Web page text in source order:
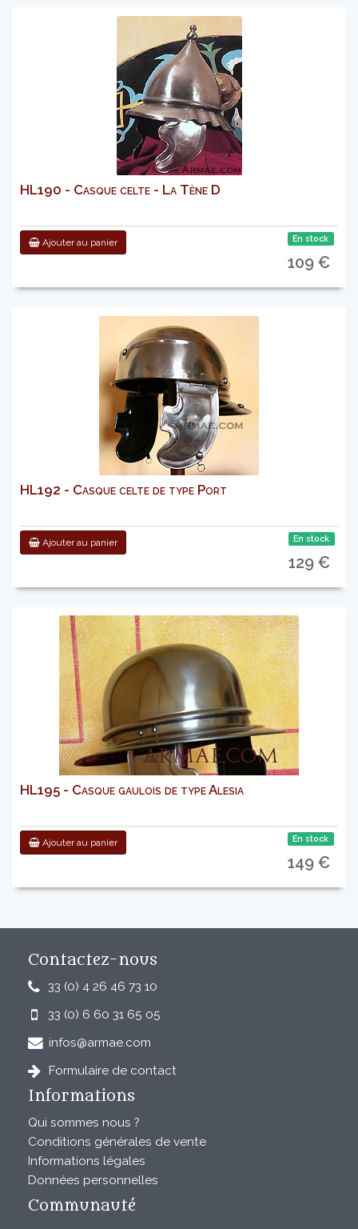
HL190 - Casque celte - La Tène D
Ajouter au panier En stock
109 €
HL192 - Casque celte de type Port
Ajouter au panier En stock
129 €
HL195 - Casque gaulois de type Alesia
Ajouter au panier En stock
149 €
Contactez-nous
33 (0) 4 26 46 73 10
33 (0) 6 60 31 65 05
infos@armae.com
Formulaire de contact
Informations
Qui sommes nous ?
Conditions générales de vente
Informations légales
Données personnelles
Communauté